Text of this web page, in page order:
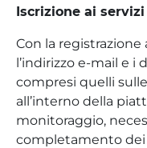
Iscrizione ai servizi
Con la
l’indirizzo e-mail e i
compresi quelli
all’interno della
monitoraggio,
completamento dei